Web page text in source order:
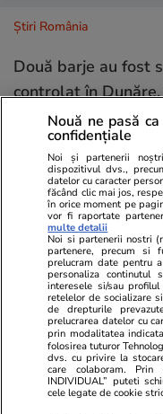
Știri România
Două barje au fost
controlat în
operațiune de 11
și scufundarea
Știri România
Radu Miruță
România dacă s-ar
un roi de drone:
de drone, nu mai
timp de pace”
Știri România
Nouă ne pasă
confidențiale
Noi și partenerii
dispozitivul dvs.,
datelor cu caracter
făcând clic mai jos,
în orice moment pe
vor fi raportate
multe detalii
Noi si partenerii nostri
partenere, precum si
prelucram date pentru
personaliza
interesele si/sau
retelelor de socializare
de drepturile
prelucrarea datelor cu
prin modalitatea
folosirea tuturor
dvs. cu privire la
care colaboram. Prin
INDIVIDUAL” puteti
cele legate de cookie